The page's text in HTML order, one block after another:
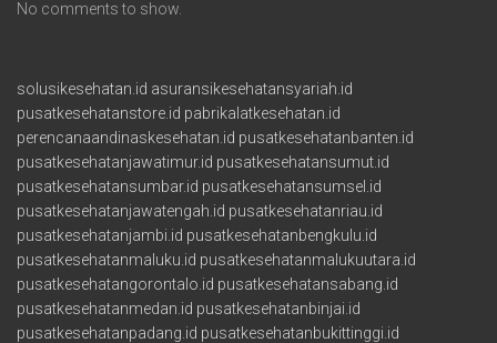
No comments to show.
solusikesehatan.id asuransikesehatansyariah.id
pusatkesehatanstore.id pabrikalatkesehatan.id
perencanaandinaskesehatan.id pusatkesehatanbanten.id
pusatkesehatanjawatimur.id pusatkesehatansumut.id
pusatkesehatansumbar.id pusatkesehatansumsel.id
pusatkesehatanjawatengah.id pusatkesehatanriau.id
pusatkesehatanjambi.id pusatkesehatanbengkulu.id
pusatkesehatanmaluku.id pusatkesehatanmalukuutara.id
pusatkesehatangorontalo.id pusatkesehatansabang.id
pusatkesehatanmedan.id pusatkesehatanbinjai.id
pusatkesehatanpadang.id pusatkesehatanbukittinggi.id